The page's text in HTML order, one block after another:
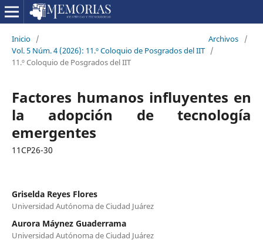
Inicio / Archivos
/
Vol. 5 Núm. 4 (2026): 11.º Coloquio de Posgrados del IIT /
11.º Coloquio de Posgrados del IIT
Factores humanos influyentes en
la adopción de tecnología
emergentes
11CP26-30
Griselda Reyes Flores
Universidad Autónoma de Ciudad Juárez
Aurora Máynez Guaderrama
Universidad Autónoma de Ciudad Juárez